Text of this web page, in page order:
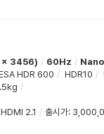
3456) / 60Hz /
HDR 600 / HDR10 /
/
HDMI 2.1 / 출시가: